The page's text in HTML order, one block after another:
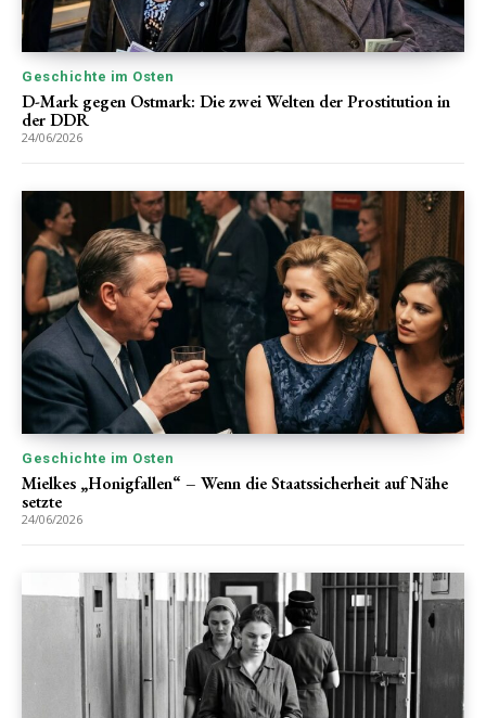
Geschichte im Osten
D-Mark gegen Ostmark: Die zwei Welten der Prostitution in
der DDR
24/06/2026
Geschichte im Osten
Mielkes „Honigfallen“ – Wenn die Staatssicherheit auf Nähe
setzte
24/06/2026